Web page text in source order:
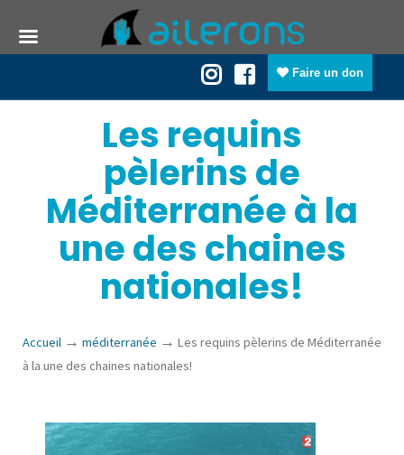
Faire un don
Les requins
pèlerins de
Méditerranée à la
une des chaines
nationales!
Accueil → méditerranée → Les requins pèlerins de Méditerranée
à la une des chaines nationales!